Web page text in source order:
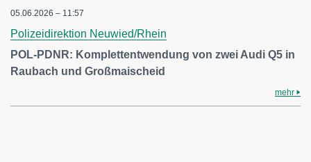
05.06.2026 – 11:57
Polizeidirektion Neuwied/Rhein
POL-PDNR: Komplettentwendung von zwei Audi Q5 in
Raubach und Großmaischeid
mehr